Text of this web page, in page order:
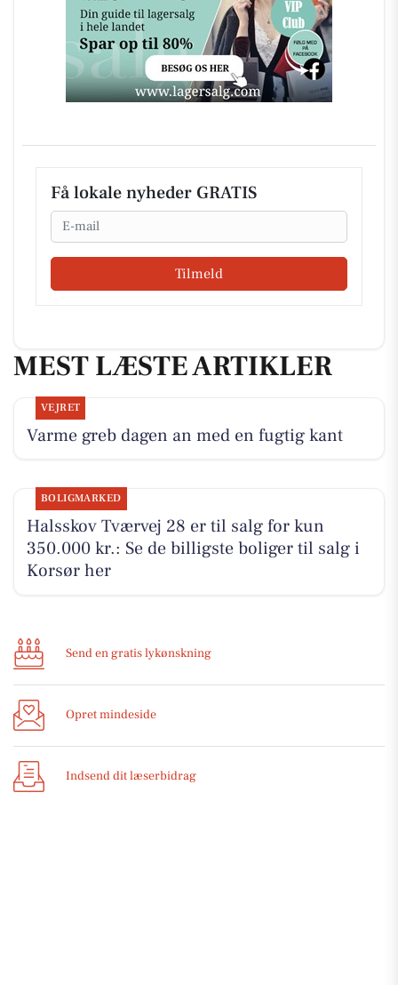
Få lokale nyheder GRATIS
Email
Tilmeld
MEST LÆSTE ARTIKLER
VEJRET
Varme greb dagen an med en fugtig kant
BOLIGMARKED
Halsskov Tværvej 28 er til salg for kun
350.000 kr.: Se de billigste boliger til salg i
Korsør her
Send en gratis lykønskning
Opret mindeside
Indsend dit læserbidrag